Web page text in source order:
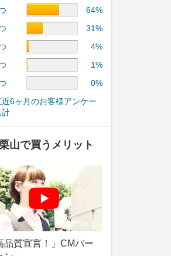
64%
31%
4%
1%
0%
6ヶ月のお客様アンケー
計
山で買うメリット
品質宣言！」CMバー